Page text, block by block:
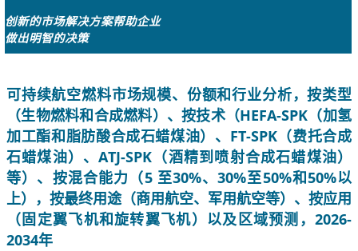
创新的市场解决方案帮助企业
做出明智的决策
可持续航空燃料市场规模、份额和行业分析，按类型
（生物燃料和合成燃料）、按技术（HEFA-SPK（加氢
加工酯和脂肪酸合成石蜡煤油）、FT-SPK（费托合成
石蜡煤油）、ATJ-SPK（酒精到喷射合成石蜡煤油）
等）、按混合能力（5 至30%、30%至50%和50%以
上），按最终用途（商用航空、军用航空等）、按应用
（固定翼飞机和旋转翼飞机）以及区域预测，2026-
2034年